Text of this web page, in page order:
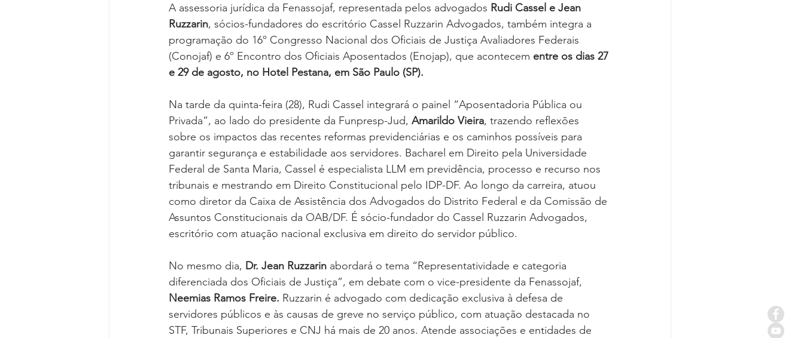
A assessoria jurídica da Fenassojaf, representada pelos advogados Rudi Cassel e Jean
Ruzzarin, sócios-fundadores do escritório Cassel Ruzzarin Advogados, também integra a
programação do 16º Congresso Nacional dos Oficiais de Justiça Avaliadores Federais
(Conojaf) e 6º Encontro dos Oficiais Aposentados (Enojap), que acontecem entre os dias 27
e 29 de agosto, no Hotel Pestana, em São Paulo (SP).
Na tarde da quinta-feira (28), Rudi Cassel integrará o painel “Aposentadoria Pública ou
Privada”, ao lado do presidente da Funpresp-Jud, Amarildo Vieira, trazendo reflexões
sobre os impactos das recentes reformas previdenciárias e os caminhos possíveis para
garantir segurança e estabilidade aos servidores. Bacharel em Direito pela Universidade
Federal de Santa Maria, Cassel é especialista LLM em previdência, processo e recurso nos
tribunais e mestrando em Direito Constitucional pelo IDP-DF. Ao longo da carreira, atuou
como diretor da Caixa de Assistência dos Advogados do Distrito Federal e da Comissão de
Assuntos Constitucionais da OAB/DF. É sócio-fundador do Cassel Ruzzarin Advogados,
escritório com atuação nacional exclusiva em direito do servidor público.
No mesmo dia, Dr. Jean Ruzzarin abordará o tema “Representatividade e categoria
diferenciada dos Oficiais de Justiça”, em debate com o vice-presidente da Fenassojaf,
Neemias Ramos Freire. Ruzzarin é advogado com dedicação exclusiva à defesa de
servidores públicos e às causas de greve no serviço público, com atuação destacada no
STF, Tribunais Superiores e CNJ há mais de 20 anos. Atende associações e entidades de